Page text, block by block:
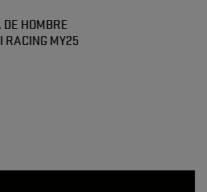
HOMBRE
RACING MY25